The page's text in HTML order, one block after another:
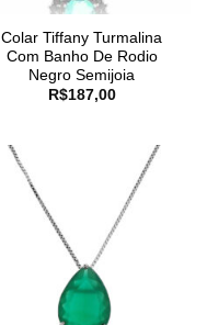
Colar Tiffany Turmalina
Com Banho De Rodio
Negro Semijoia
R$187,00